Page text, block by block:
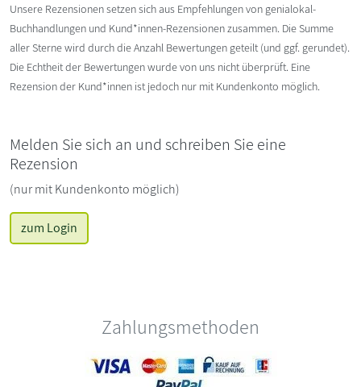
Unsere Rezensionen setzen sich aus Empfehlungen von genialokal-
Buchhandlungen und Kund*innen-Rezensionen zusammen. Die Summe
aller Sterne wird durch die Anzahl Bewertungen geteilt (und ggf. gerundet).
Die Echtheit der Bewertungen wurde von uns nicht überprüft. Eine
Rezension der Kund*innen ist jedoch nur mit Kundenkonto möglich.
Melden Sie sich an und schreiben Sie eine
Rezension
(nur mit Kundenkonto möglich)
zum Login
Zahlungsmethoden